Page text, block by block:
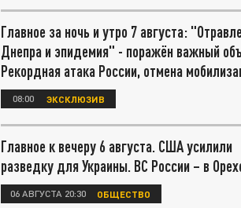
Главное за ночь и утро 7 августа:
Днепра и эпидемия" - поражён важный
Рекордная атака России, отмена
08:00 ЭКСКЛЮЗИВ
Главное к вечеру 6 августа. США усилили
разведку для Украины. ВС России – в
06 АВГУСТА 20:30 ОБЩЕСТВО